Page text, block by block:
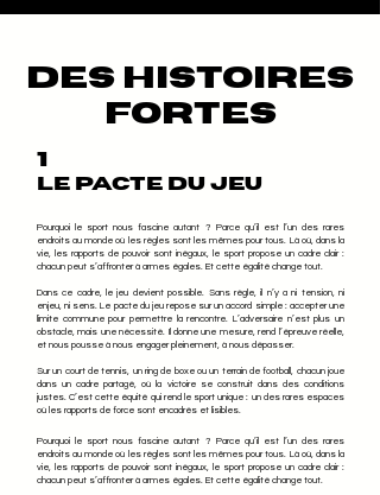
DES HISTOIRES
FORTES
1
Le pacte du jeu
Pourquoi le sport nous fascine autant ? Parce qu’il est l’un des rares
endroits au monde où les règles sont les mêmes pour tous. Là où, dans la
vie, les rapports de pouvoir sont inégaux, le sport propose un cadre clair :
chacun peut s’affronter à armes égales. Et cette égalité change tout.
Dans ce cadre, le jeu devient possible. Sans règle, il n’y a ni tension, ni
enjeu, ni sens. Le pacte du jeu repose sur un accord simple : accepter une
limite commune pour permettre la rencontre. L’adversaire n’est plus un
obstacle, mais une nécessité. Il donne une mesure, rend l’épreuve réelle,
et nous pousse à nous engager pleinement, à nous dépasser.
Sur un court de tennis, un ring de boxe ou un terrain de football, chacun joue
dans un cadre partagé, où la victoire se construit dans des conditions
justes. C’est cette équité qui rend le sport unique : un des rares espaces
où les rapports de force sont encadrés et lisibles.
Pourquoi le sport nous fascine autant ? Parce qu’il est l’un des rares
endroits au monde où les règles sont les mêmes pour tous. Là où, dans la
vie, les rapports de pouvoir sont inégaux, le sport propose un cadre clair :
chacun peut s’affronter à armes égales. Et cette égalité change tout.